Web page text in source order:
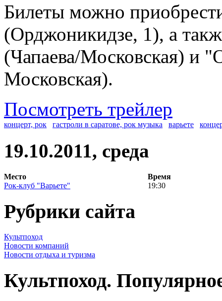
Билеты можно
(Орджоникидзе, 1), а
(Чапаева/Московская) и
Московская).
Посмотреть трейлер
концерт, рок гастроли в саратове, рок музыка варьете
19.10.2011, среда
Место
Время
Рок-клуб "Варьете"
19:30
Рубрики сайта
Культпоход
Новости компаний
Новости отдыха и туризма
Культпоход.